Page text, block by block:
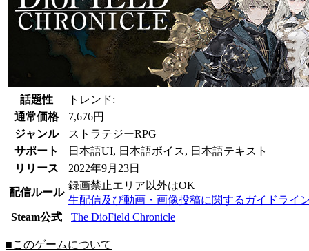
話題性
トレンド:
通常価格
7,676円
ジャンル
ストラテジーRPG
サポート
日本語UI, 日本語ボイス, 日本語テキスト
リリース
2022年9月23日
配信ルール
録画禁止エリア以外はOK
生配信及び動画・画像投稿に関するガイドライ
Steam公式
The DioField Chronicle
■このゲームについて